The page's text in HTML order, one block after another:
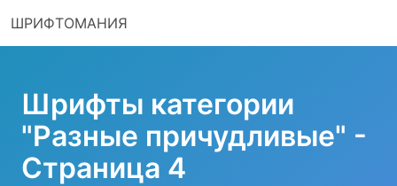
ШРИФТОМАНИЯ
Шрифты категории
"Разные причудливые" -
Страница 4